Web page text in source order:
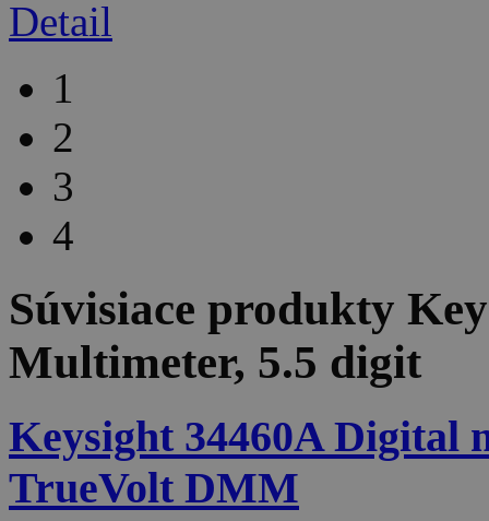
Detail
1
2
3
4
Súvisiace produkty
Multimeter, 5.5 digit
Keysight 34460A Digital
TrueVolt DMM